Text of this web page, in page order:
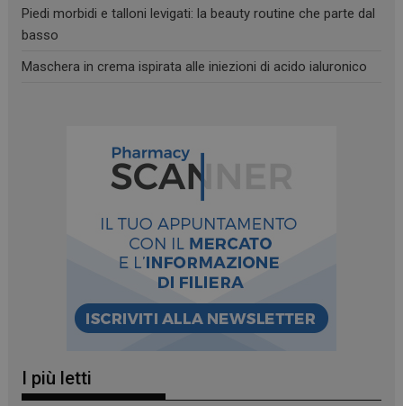
Piedi morbidi e talloni levigati: la beauty routine che parte dal
basso
Maschera in crema ispirata alle iniezioni di acido ialuronico
I più letti